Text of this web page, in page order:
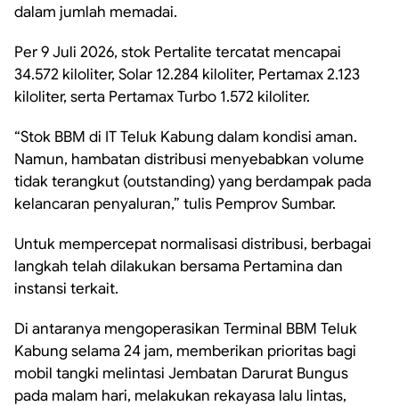
dalam jumlah memadai.
Per 9 Juli 2026, stok Pertalite tercatat mencapai
34.572 kiloliter, Solar 12.284 kiloliter, Pertamax 2.123
kiloliter, serta Pertamax Turbo 1.572 kiloliter.
“Stok BBM di IT Teluk Kabung dalam kondisi aman.
Namun, hambatan distribusi menyebabkan volume
tidak terangkut (outstanding) yang berdampak pada
kelancaran penyaluran,” tulis Pemprov Sumbar.
Untuk mempercepat normalisasi distribusi, berbagai
langkah telah dilakukan bersama Pertamina dan
instansi terkait.
Di antaranya mengoperasikan Terminal BBM Teluk
Kabung selama 24 jam, memberikan prioritas bagi
mobil tangki melintasi Jembatan Darurat Bungus
pada malam hari, melakukan rekayasa lalu lintas,